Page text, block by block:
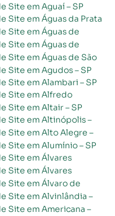
Site em Aguaí – SP
Site em Agudos – SP
Site em Alambari – SP
Site em Altair – SP
Site em Alumínio – SP